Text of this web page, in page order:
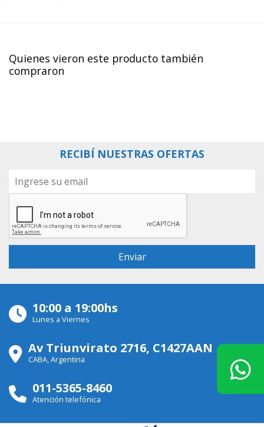
Quienes vieron este producto también
compraron
RECIBÍ NUESTRAS OFERTAS
10:00 a 19:00hs
Lunes a Viernes
Av Triunvirato 2716, C1427AAN
CABA, Argentina
011-5365-8460
Atención telefónica